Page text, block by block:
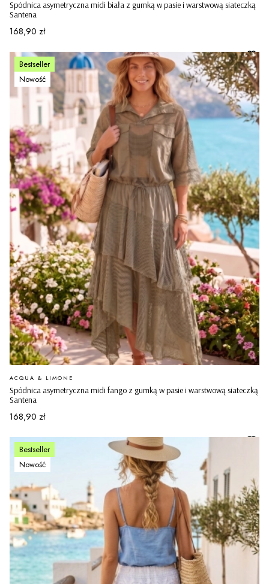
Spódnica asymetryczna midi biała z gumką w pasie i warstwową siateczką
Santena
Cena
168,90 zł
Bestseller
Nowość
Spódnica asymetryczna midi fango z gumką w pasie i warstwową siateczką
Santena
PRODUCENT
ACQUA & LIMONE
Cena
168,90 zł
Bestseller
Nowość